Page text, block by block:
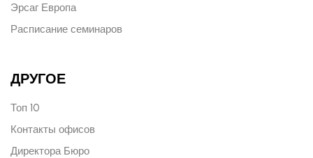
Эрсаг Европа
Расписание семинаров
ДРУГОЕ
Топ 10
Контакты офисов
Директора Бюро